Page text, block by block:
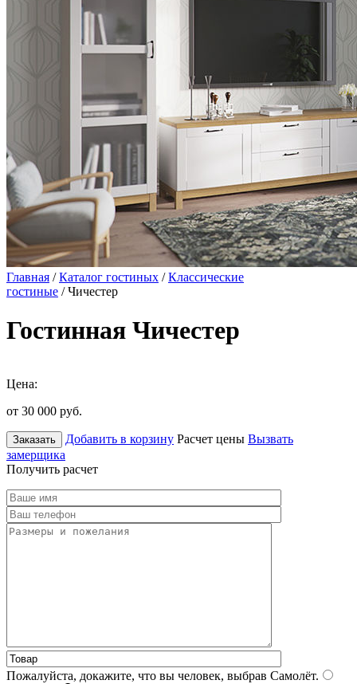
Главная /Каталог гостиных /Классические
гостиные / Чичестер
Гостинная Чичестер
Цена:
от 30 000 руб.
Заказать Добавить в корзину Расчет цены Вызвать
замерщика
Получить расчет
Пожалуйста, докажите, что вы человек, выбрав Самолёт.